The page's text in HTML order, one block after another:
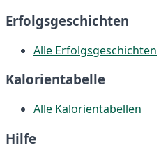
Erfolgsgeschichten
Alle Erfolgsgeschichten
Kalorientabelle
Alle Kalorientabellen
Hilfe